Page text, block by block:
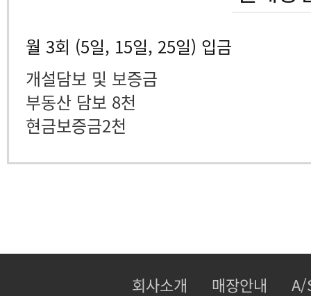
월 3회 (5일, 15일, 25일) 입금
개설담보 및 보증금
부동산 담보 8천
현금보증금2천
회사소개 매장안내 A/